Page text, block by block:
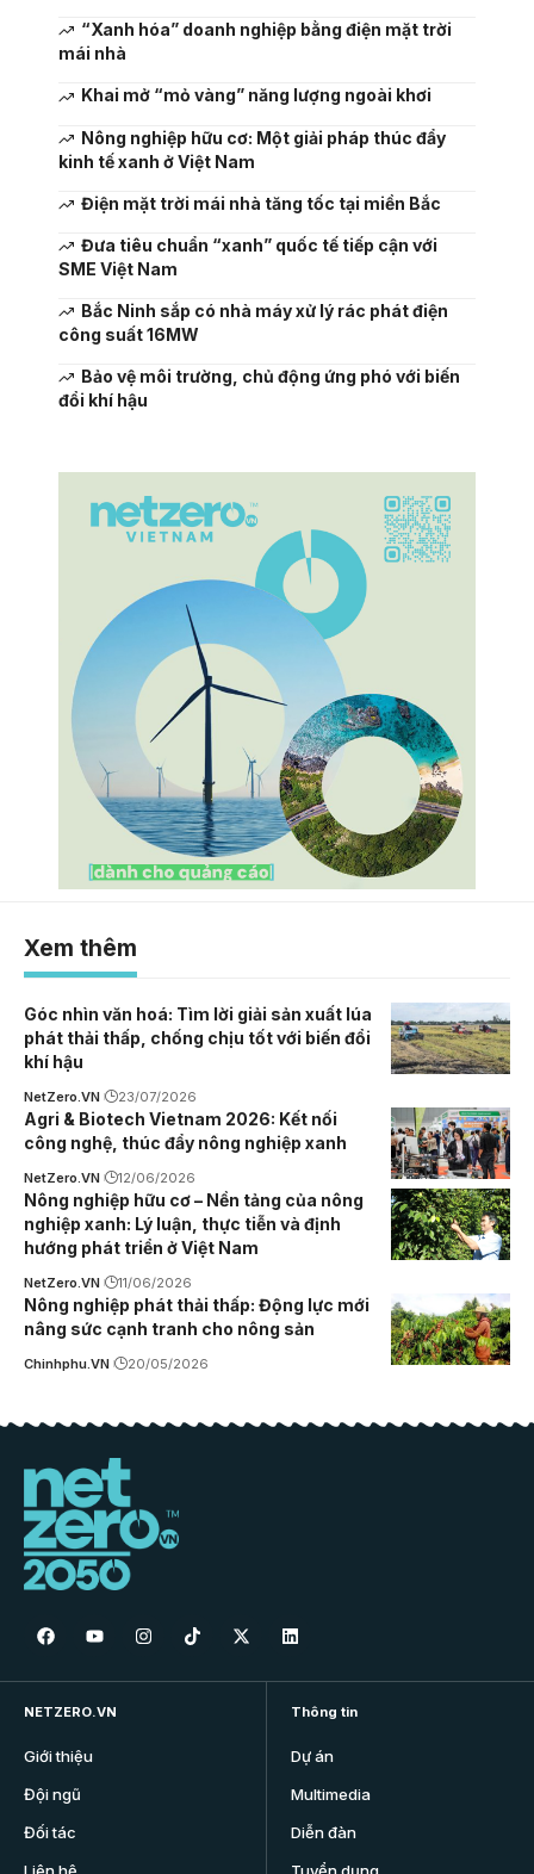
“Xanh hóa” doanh nghiệp bằng điện mặt trời
mái nhà
Khai mở “mỏ vàng” năng lượng ngoài khơi
Nông nghiệp hữu cơ: Một giải pháp thúc đẩy
kinh tế xanh ở Việt Nam
Điện mặt trời mái nhà tăng tốc tại miền Bắc
Đưa tiêu chuẩn “xanh” quốc tế tiếp cận với
SME Việt Nam
Bắc Ninh sắp có nhà máy xử lý rác phát điện
công suất 16MW
Bảo vệ môi trường, chủ động ứng phó với biến
đổi khí hậu
Xem thêm
Góc nhìn văn hoá: Tìm lời giải sản xuất lúa
phát thải thấp, chống chịu tốt với biến đổi
khí hậu
NetZero.VN 23/07/2026
Agri & Biotech Vietnam 2026: Kết nối
công nghệ, thúc đẩy nông nghiệp xanh
NetZero.VN 12/06/2026
Nông nghiệp hữu cơ – Nền tảng của nông
nghiệp xanh: Lý luận, thực tiễn và định
hướng phát triển ở Việt Nam
NetZero.VN 11/06/2026
Nông nghiệp phát thải thấp: Động lực mới
nâng sức cạnh tranh cho nông sản
Chinhphu.VN 20/05/2026
NETZERO.VN
Giới thiệu
Đội ngũ
Đối tác
Thông tin
Dự án
Multimedia
Diễn đàn